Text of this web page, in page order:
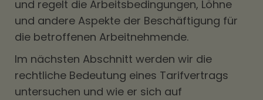
und regelt die Arbeitsbedingungen, Löhne
und andere Aspekte der Beschäftigung für
die betroffenen Arbeitnehmende.
Im nächsten Abschnitt werden wir die
rechtliche Bedeutung eines Tarifvertrags
untersuchen und wie er sich auf